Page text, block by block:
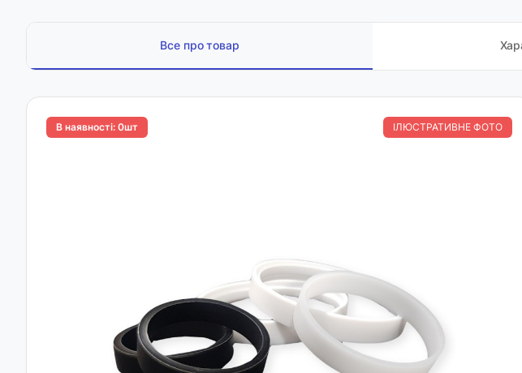
Все про товар
В наявності: 0шт ІЛЮСТРАТИВНЕ ФОТО